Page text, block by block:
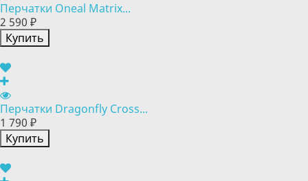
Перчатки Oneal Matrix...
2 590 ₽
Купить
Перчатки Dragonfly Cross...
1 790 ₽
Купить